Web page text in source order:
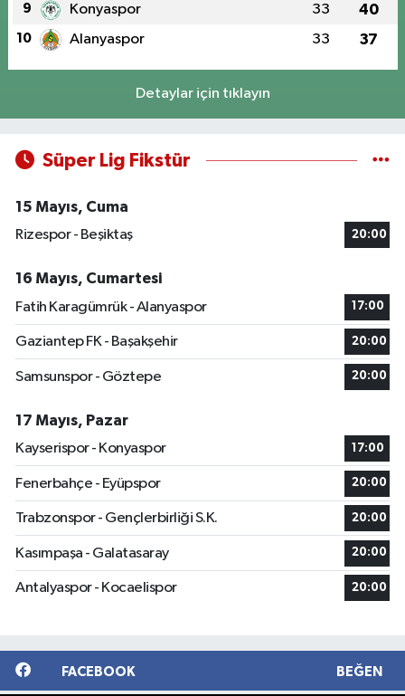
9 Konyaspor 33 40
10 Alanyaspor 33 37
Detaylar için tıklayın
Süper Lig Fikstür
15 Mayıs, Cuma
Rizespor - Beşiktaş
20:00
16 Mayıs, Cumartesi
Fatih Karagümrük - Alanyaspor
17:00
Gaziantep FK - Başakşehir 20:00
Samsunspor - Göztepe 20:00
17 Mayıs, Pazar
Kayserispor - Konyaspor
17:00
Fenerbahçe - Eyüpspor 20:00
Trabzonspor - Gençlerbirliği S.K. 20:00
Kasımpaşa - Galatasaray 20:00
Antalyaspor - Kocaelispor 20:00
FACEBOOK BEĞEN